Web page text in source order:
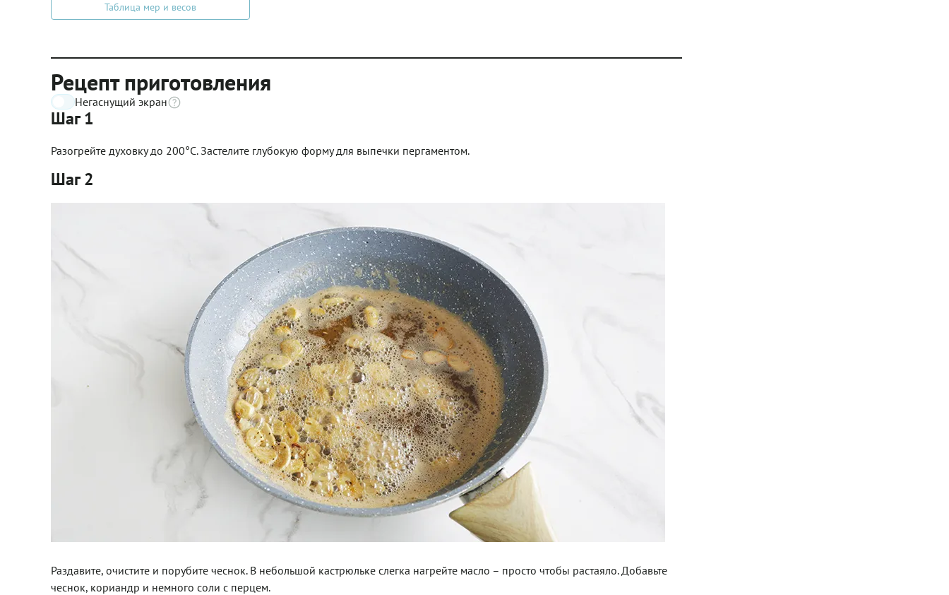
Таблица мер и весов
Рецепт приготовления
Негаснущий экран
Шаг 1
Разогрейте духовку до 200°С. Застелите глубокую форму для выпечки пергаментом.
Шаг 2
Раздавите, очистите и порубите чеснок. В небольшой кастрюльке слегка нагрейте масло – просто чтобы растаяло. Добавьте
чеснок, кориандр и немного соли с перцем.